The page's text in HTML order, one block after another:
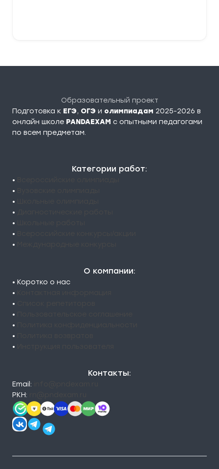
Образовательный проект
Подготовка к ЕГЭ, ОГЭ и олимпиадам 2025-2026 в
онлайн школе PANDAEXAM c опытными педагогами
по всем предметам.
Категории работ:
•
•
•
•
•
•
•
О компании:
• Коротко о нас
•
•
•
•
•
•
Контакты:
Email:
РКН: